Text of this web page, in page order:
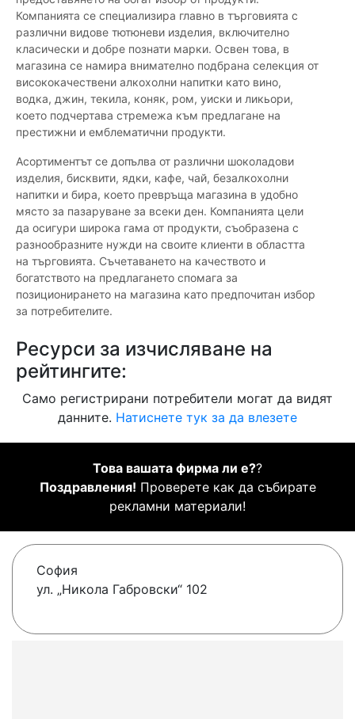
Компанията се специализира главно в търговията с
различни видове тютюневи изделия, включително
класически и добре познати марки. Освен това, в
магазина се намира внимателно подбрана селекция от
висококачествени алкохолни напитки като вино,
водка, джин, текила, коняк, ром, уиски и ликьори,
което подчертава стремежа към предлагане на
престижни и емблематични продукти.
Асортиментът се допълва от различни шоколадови
изделия, бисквити, ядки, кафе, чай, безалкохолни
напитки и бира, което превръща магазина в удобно
място за пазаруване за всеки ден. Компанията цели
да осигури широка гама от продукти, съобразена с
разнообразните нужди на своите клиенти в областта
на търговията. Съчетаването на качеството и
богатството на предлагането спомага за
позиционирането на магазина като предпочитан избор
за потребителите.
Ресурси за изчисляване на
рейтингите:
Само регистрирани потребители могат да видят
данните. Натиснете тук за да влезете
Това вашата фирма ли е??
Поздравления! Проверете как да събирате
рекламни материали!
София
ул. „Никола Габровски“ 102